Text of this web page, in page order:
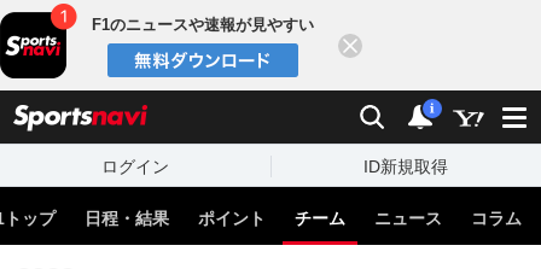
F1のニュースや速報が見やすい
検索 通知
i
ログイン ID新規取得
トップ 日程・結果 ポイント チーム ニュース コラム